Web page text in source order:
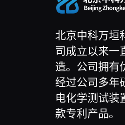
北京中科万垣
司成立以来一
造。公司拥有
经过公司多年
电化学测试装
款专利产品。